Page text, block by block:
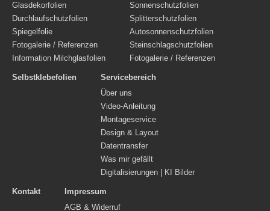
Glasdekorfolien
Durchlaufschutzfolien
Spiegelfolie
Fotogalerie / Referenzen
Information Milchglasfolien
Sonnenschutzfolien
Splitterschutzfolien
Autosonnenschutzfolien
Steinschlagschutzfolien
Fotogalerie / Referenzen
Selbstklebefolien
Servicebereich
Über uns
Video-Anleitung
Montageservice
Design & Layout
Datentransfer
Was mir gefällt
Digitalisierungen | KI Bilder
Kontakt
Impressum
AGB & Widerruf